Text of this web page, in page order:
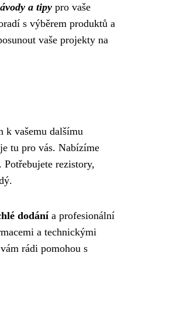
a tipy pro vaše
s výběrem produktů a
vaše projekty na
k vašemu dalšímu
tu pro vás. Nabízíme
. Potřebujete rezistory,
dodánía profesionální
a technickými
rádi pomohou s